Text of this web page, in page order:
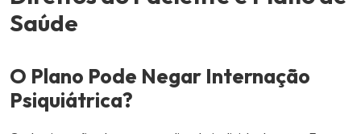
Saúde
O Plano Pode Negar Internação
Psiquiátrica?